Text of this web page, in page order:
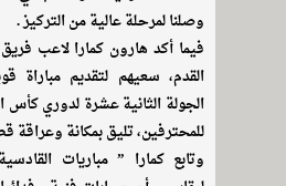
وصلنا لمرحلة عالية من التركيز .
فيما أكد هارون كمارا لاعب
القدم، سعيهم لتقديم مباراة
الجولة الثانية عشرة لدوري كأس
للمحترفين، تليق بمكانة وعراقة
وتابع كمارا ” مباريات